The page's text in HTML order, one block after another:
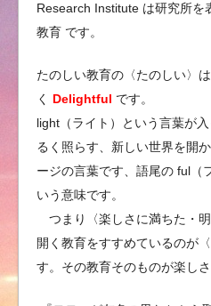
Research Institute は研究所を
教育 です。
たのしい教育の〈たのしい〉
く Delightful です。
light（ライト）という言葉が
るく照らす、新しい世界を開
ージの言葉です、語尾の ful（
いう意味です。
つまり〈楽しさに満ちた・
開く教育をすすめているのが
す。その教育そのものが楽し